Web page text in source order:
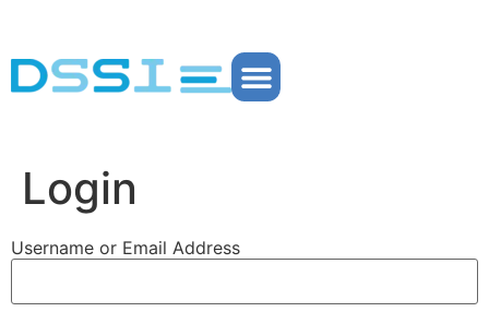
Login
Username or Email Address